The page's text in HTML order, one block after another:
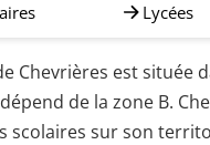
Lycées
Chevrières est située
de la zone B.
scolaires sur son